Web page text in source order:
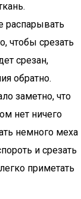
распарывать
чтобы срезать
срезан,
обратно.
заметно, что
нет ничего
немного меха
и срезать
приметать